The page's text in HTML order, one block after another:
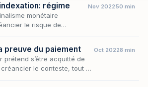
»…
régime
monétaire
le risque de
de sommes…
Nov 202250 min
preuve du paiement
prétend s’être acquitté de
le conteste, tout se
Oct 20228 min